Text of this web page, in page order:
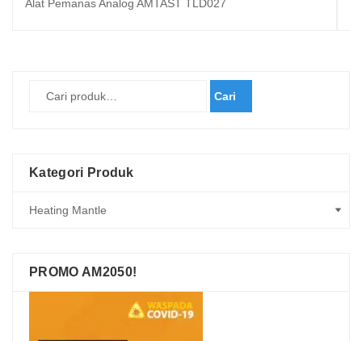
Alat Pemanas Analog AMTAST TLD027
Cari
Kategori Produk
PROMO AM2050!